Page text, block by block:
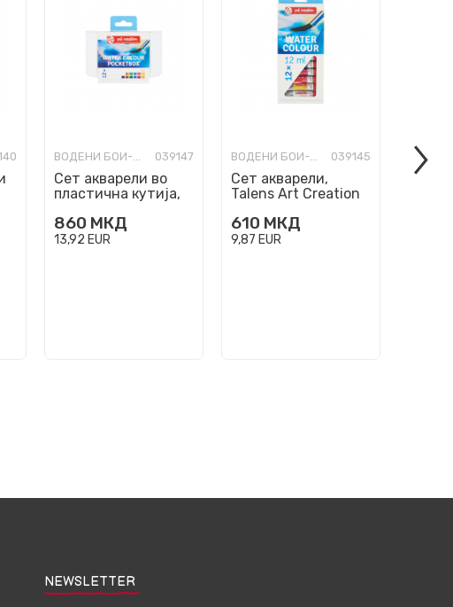
ВОДЕНИ БОИ-УМЕТНИЧКИ 039147
Сет акварели во
пластична кутија,
Watercolour pocket
box,...
860 МКД
13,92 EUR
ВОДЕНИ БОИ-УМЕТНИЧКИ 039145
Сет акварели,
Talens Art Creation
мл 9022012M
610 МКД
9,87 EUR
Сет
NEWSLETTER